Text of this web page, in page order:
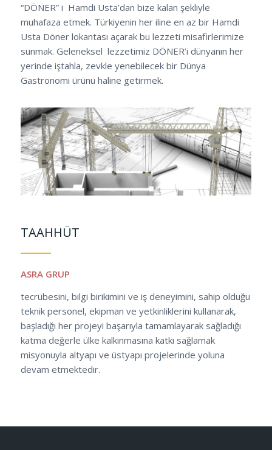
“DÖNER” i Hamdi Usta’dan bize kalan şekliyle
muhafaza etmek. Türkiyenin her iline en az bir Hamdi
Usta Döner lokantası açarak bu lezzeti misafirlerimize
sunmak. Geleneksel lezzetimiz DÖNER’i dünyanın her
yerinde iştahla, zevkle yenebilecek bir Dünya
Gastronomi ürünü haline getirmek.
TAAHHÜT
ASRA GRUP
tecrübesini, bilgi birikimini ve iş deneyimini, sahip olduğu
teknik personel, ekipman ve yetkinliklerini kullanarak,
başladığı her projeyi başarıyla tamamlayarak sağladığı
katma değerle ülke kalkınmasına katkı sağlamak
misyonuyla altyapı ve üstyapı projelerinde yoluna
devam etmektedir.